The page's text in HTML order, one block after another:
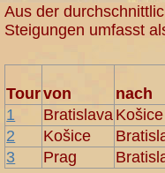
Aus der
Steigungen umfasst
Tourvon nach
1 Bratislava Košice
2
Košice
3
Prag